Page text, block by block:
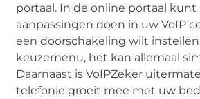
portaal. In de online portaal kunt
aanpassingen doen in uw VoIP
een doorschakeling wilt
keuzemenu, het kan allemaal
Daarnaast is VoIPZeker
telefonie groeit mee met uw